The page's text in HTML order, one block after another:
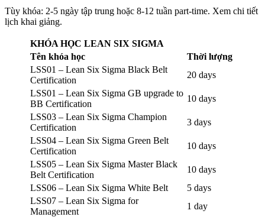
Tùy khóa: 2-5 ngày tập trung hoặc 8-12 tuần part-time. Xem chi tiết
lịch khai giảng.
KHÓA HỌC LEAN SIX SIGMA
Tên khóa học
Thời lượng
LSS01 – Lean Six Sigma Black Belt
Certification
20 days
LSS01 – Lean Six Sigma GB upgrade to
BB Certification
10 days
LSS03 – Lean Six Sigma Champion
Certification
3 days
LSS04 – Lean Six Sigma Green Belt
Certification
10 days
LSS05 – Lean Six Sigma Master Black
Belt Certification
10 days
LSS06 – Lean Six Sigma White Belt
5 days
LSS07 – Lean Six Sigma for
Management
1 day